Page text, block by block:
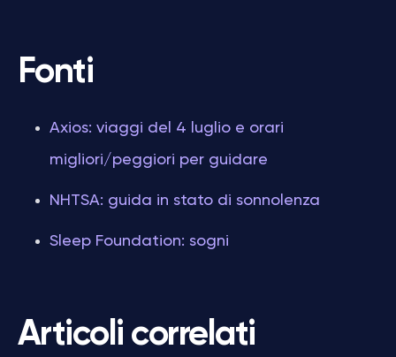
Fonti
Axios: viaggi del 4 luglio e orari
migliori/peggiori per guidare
NHTSA: guida in stato di sonnolenza
Sleep Foundation: sogni
Articoli correlati